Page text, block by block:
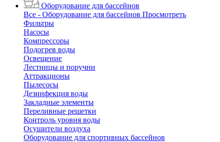
Оборудование для бассейнов
Все - Оборудование для бассейнов Просмотреть
Фильтры
Насосы
Компрессоры
Подогрев воды
Освещение
Лестницы и поручни
Аттракционы
Пылесосы
Дезинфекция воды
Закладные элементы
Переливные решетки
Контроль уровня воды
Осушители воздуха
Оборудование для спортивных бассейнов